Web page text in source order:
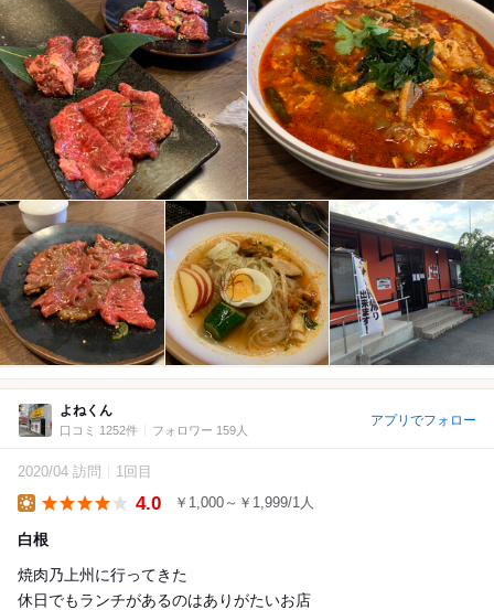
よねくん
口コミ 1252件 フォロワー 159人
アプリでフォロー
2020/04 訪問 1回目
4.0 ￥1,000～￥1,999/1人
白根
焼肉乃上州に行ってきた
休日でもランチがあるのはありがたいお店